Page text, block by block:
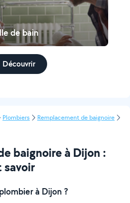
de bain
Découvrir
Plombiers
Remplacement de baignoire
baignoire à Dijon :
savoir
à Dijon ?